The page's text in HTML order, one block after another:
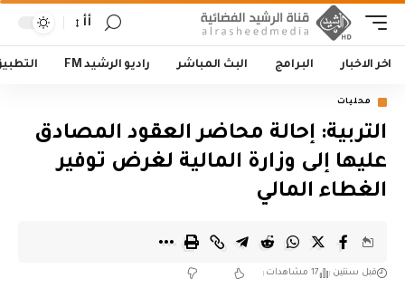
أأ
اخر الاخبار البرامج البث المباشر راديو الرشيد FM
محليات
التربية: إحالة محاضر العقود المصادق
عليها إلى وزارة المالية لغرض توفير
الغطاء المالي
قبل سنتين 17 مشاهدات